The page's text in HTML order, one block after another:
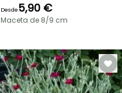
Desde5,90 €
Maceta de 8/9 cm